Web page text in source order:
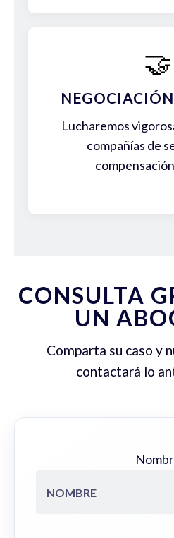
🤝
Lucharemos
compañías de
CONSULTA
UN
Comparta su caso y
contactará lo